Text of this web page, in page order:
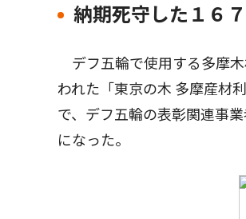
納期死守した１６
デフ五輪で使用する多摩
われた「東京の木 多摩産材
で、デフ五輪の表彰関連事
になった。